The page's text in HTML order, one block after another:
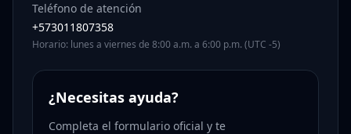
Teléfono de atención
+573011807358
Horario: lunes a viernes de 8:00 a.m. a 6:00 p.m. (UTC -5)
¿Necesitas ayuda?
Completa el formulario oficial y te